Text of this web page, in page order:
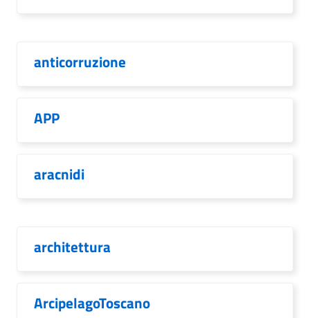
anticorruzione
APP
aracnidi
architettura
ArcipelagoToscano